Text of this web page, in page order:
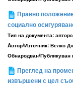
Правно
социално
Тип на документа:
Aвтор/Източник: Велко
Обнародван/Публикуван
Преглед на
извършени с цел